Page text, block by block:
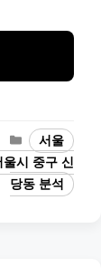
Categories
서울
시 중구 신
당동 분석